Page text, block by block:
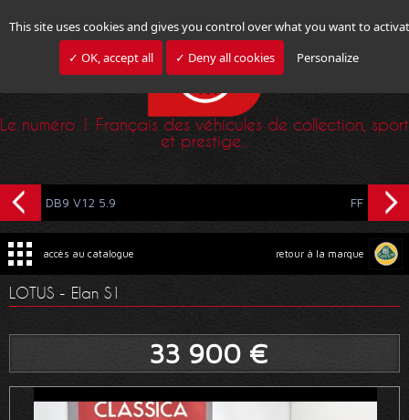
This site uses cookies and gives you control over what you want to
✓ OK, accept all
✓ Deny all cookies Personalize
Le numéro 1 Français des véhicules de collection, sport
et prestige...
DB9 V12 5.9
accès au catalogue retour à la marque
FF
LOTUS - Elan S1
33 900 €